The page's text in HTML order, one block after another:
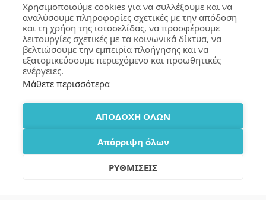
GOUMA Design
Copyright © 2026 All rights reserved
Terms|Privacy| Accessibility
Χρησιμοποιούμε cookies για να συλλέξουμε και να
αναλύσουμε πληροφορίες σχετικές με την απόδοση
και τη χρήση της ιστοσελίδας, να προσφέρουμε
λειτουργίες σχετικές με τα κοινωνικά δίκτυα, να
βελτιώσουμε την εμπειρία πλοήγησης και να
εξατομικεύσουμε περιεχόμενο και προωθητικές
ενέργειες.
Μάθετε περισσότερα
ΑΠΟΔΟΧΗ ΟΛΩΝ
Απόρριψη όλων
ΡΥΘΜΙΣΕΙΣ